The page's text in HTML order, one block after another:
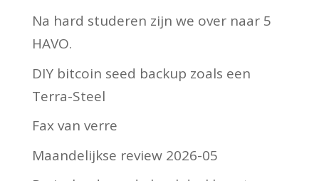
Na hard studeren zijn we over naar 5
HAVO.
DIY bitcoin seed backup zoals een
Terra-Steel
Fax van verre
Maandelijkse review 2026-05